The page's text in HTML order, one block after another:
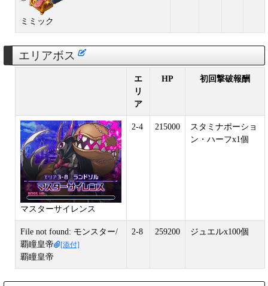
ミミック
エリアボス
エ
リ
ア
HP 初回撃破報酬
マスターサイレンス
2-4 215000
スタミナポーショ
ン・ハーフx1個
File not found: モンスター/
覇瞳皇帝
[添付]
覇瞳皇帝
2-8 259200 ジュエルx100個